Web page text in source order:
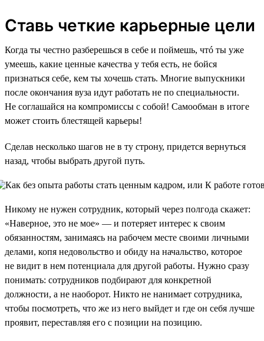
Ставь четкие карьерные цели
Когда ты честно разберешься в себе и поймешь, чтó ты уже
умеешь, какие ценные качества у тебя есть, не бойся
признаться себе, кем ты хочешь стать. Многие выпускники
после окончания вуза идут работать не по специальности.
Не соглашайся на компромиссы с собой! Самообман в итоге
может стоить блестящей карьеры!
Сделав несколько шагов не в ту строну, придется вернуться
назад, чтобы выбрать другой путь.
Никому не нужен сотрудник, который через полгода скажет:
«Наверное, это не мое» — и потеряет интерес к своим
обязанностям, занимаясь на рабочем месте своими личными
делами, копя недовольство и обиду на начальство, которое
не видит в нем потенциала для другой работы. Нужно сразу
понимать: сотрудников подбирают для конкретной
должности, а не наоборот. Никто не нанимает сотрудника,
чтобы посмотреть, что же из него выйдет и где он себя лучше
проявит, переставляя его с позиции на позицию.